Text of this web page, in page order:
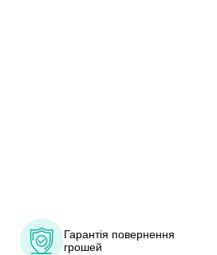
Гарантія повернення
грошей